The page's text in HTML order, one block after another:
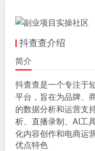
抖查查介绍
简介
抖查查是一个专注于
平台，旨在为品牌、
的数据分析和运营支
析、直播录制、AI工
化内容创作和电商运
优点特色